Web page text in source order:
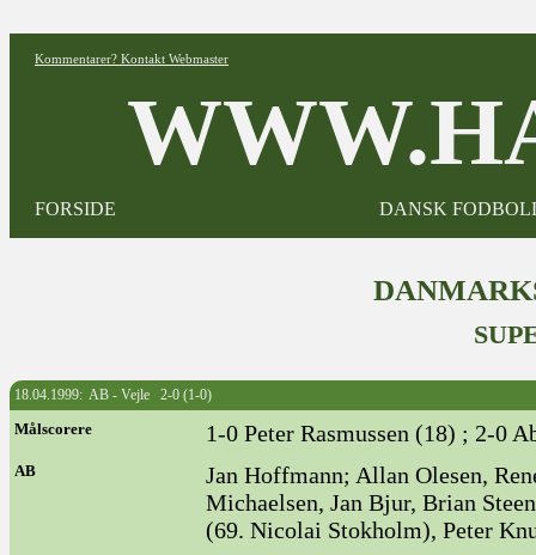
Kommentarer? Kontakt Webmaster
FORSIDE DANSK
18.04.1999: AB - Vejle 2-0 (1-0)
Målscorere 1-0 Peter Rasmussen (18) ; 2-0
AB
Jan Hoffmann; Allan Olesen,
Michaelsen, Jan Bjur, Brian
(69. Nicolai Stokholm), Peter